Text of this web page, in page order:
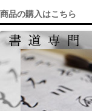
e
b
o
o
k
gr
a
m
商品の購入はこちら